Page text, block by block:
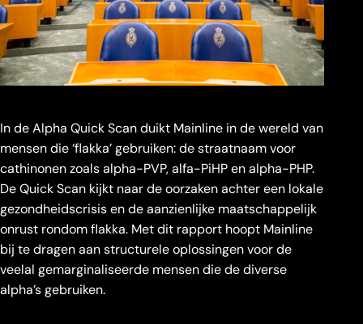
In de Alpha Quick Scan duikt Mainline in de wereld van
mensen die ‘flakka’ gebruiken: de straatnaam voor
cathinonen zoals alpha-PVP, alfa-PiHP en alpha-PHP.
De Quick Scan kijkt naar de oorzaken achter een lokale
gezondheidscrisis en de aanzienlijke maatschappelijk
onrust rondom flakka. Met dit rapport hoopt Mainline
bij te dragen aan structurele oplossingen voor de
veelal gemarginaliseerde mensen die de diverse
alpha’s gebruiken.